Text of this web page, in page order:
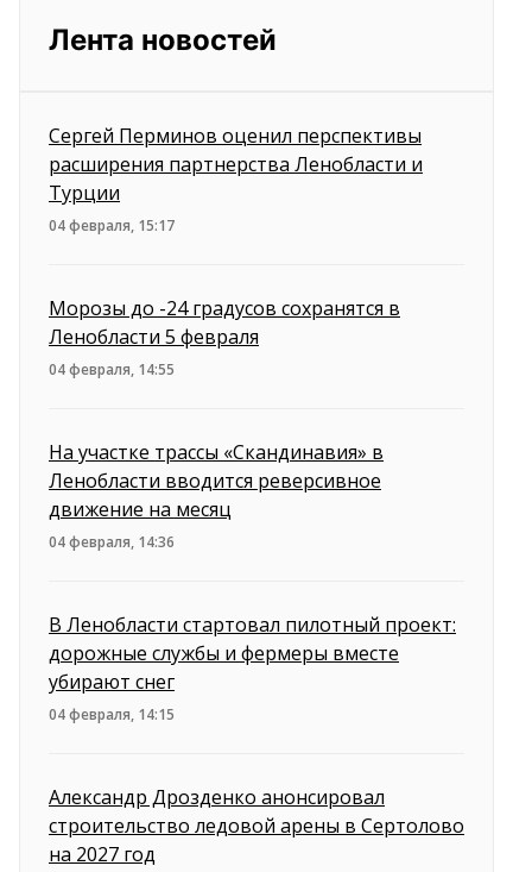
Лента новостей
Сергей Перминов оценил перспективы
расширения партнерства Ленобласти и
Турции
04 февраля, 15:17
Морозы до -24 градусов сохранятся в
Ленобласти 5 февраля
04 февраля, 14:55
На участке трассы «Скандинавия» в
Ленобласти вводится реверсивное
движение на месяц
04 февраля, 14:36
В Ленобласти стартовал пилотный проект:
дорожные службы и фермеры вместе
убирают снег
04 февраля, 14:15
Александр Дрозденко анонсировал
строительство ледовой арены в Сертолово
на 2027 год